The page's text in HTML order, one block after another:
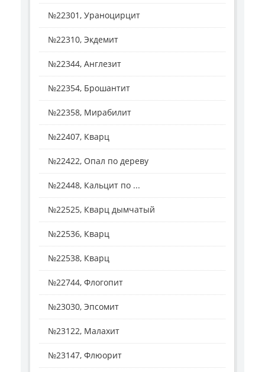
№22301, Ураноцирцит
№22310, Экдемит
№22344, Англезит
№22354, Брошантит
№22358, Мирабилит
№22407, Кварц
№22422, Опал по дереву
№22448, Кальцит по ...
№22525, Кварц дымчатый
№22536, Кварц
№22538, Кварц
№22744, Флогопит
№23030, Эпсомит
№23122, Малахит
№23147, Флюорит